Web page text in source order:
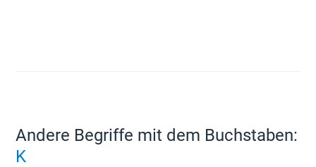
Andere Begriffe mit dem Buchstaben:
K